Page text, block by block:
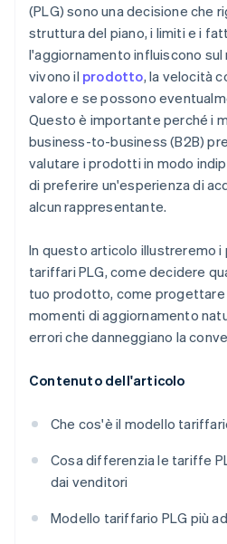
(PLG) sono una decisione che
struttura del piano, i limiti e i
l'aggiornamento influiscono sul
vivono il prodotto, la velocità
valore e se possono
Questo è importante perché i
business-to-business (B2B)
valutare i prodotti in modo
di preferire un'esperienza di
alcun rappresentante.
In questo articolo illustreremo i
tariffari PLG, come decidere
tuo prodotto, come
momenti di aggiornamento
errori che danneggiano la
Contenuto dell'articolo
Che cos'è il modello
Cosa differenzia le tariffe
dai venditori
Modello tariffario PLG più